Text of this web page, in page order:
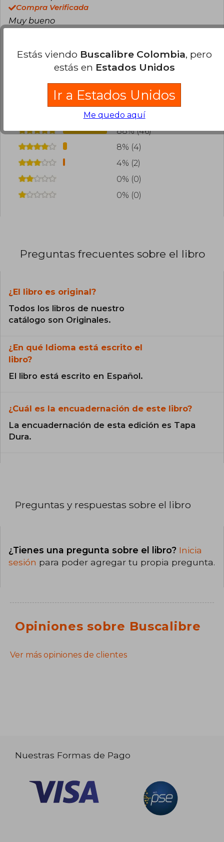
Compra Verificada
Muy bueno
Cargar más opiniones del libro
¿Leíste este libro? Inicia sesión para poder
agregar tu propia evaluación.
88% (46)
8% (4)
4% (2)
0% (0)
0% (0)
Preguntas frecuentes sobre el libro
¿El libro es original?
Todos los libros de nuestro
catálogo son Originales.
¿En qué Idioma está escrito el
libro?
El libro está escrito en Español.
¿Cuál es la encuadernación de este libro?
La encuadernación de esta edición es Tapa
Dura.
Preguntas y respuestas sobre el libro
¿Tienes una pregunta sobre el libro? Inicia
sesión para poder agregar tu propia pregunta.
Opiniones sobre Buscalibre
Ver más opiniones de clientes
Nuestras Formas de Pago
Estás viendo Buscalibre Colombia, pero
estás en Estados Unidos
Ir a Estados Unidos
Me quedo aquí